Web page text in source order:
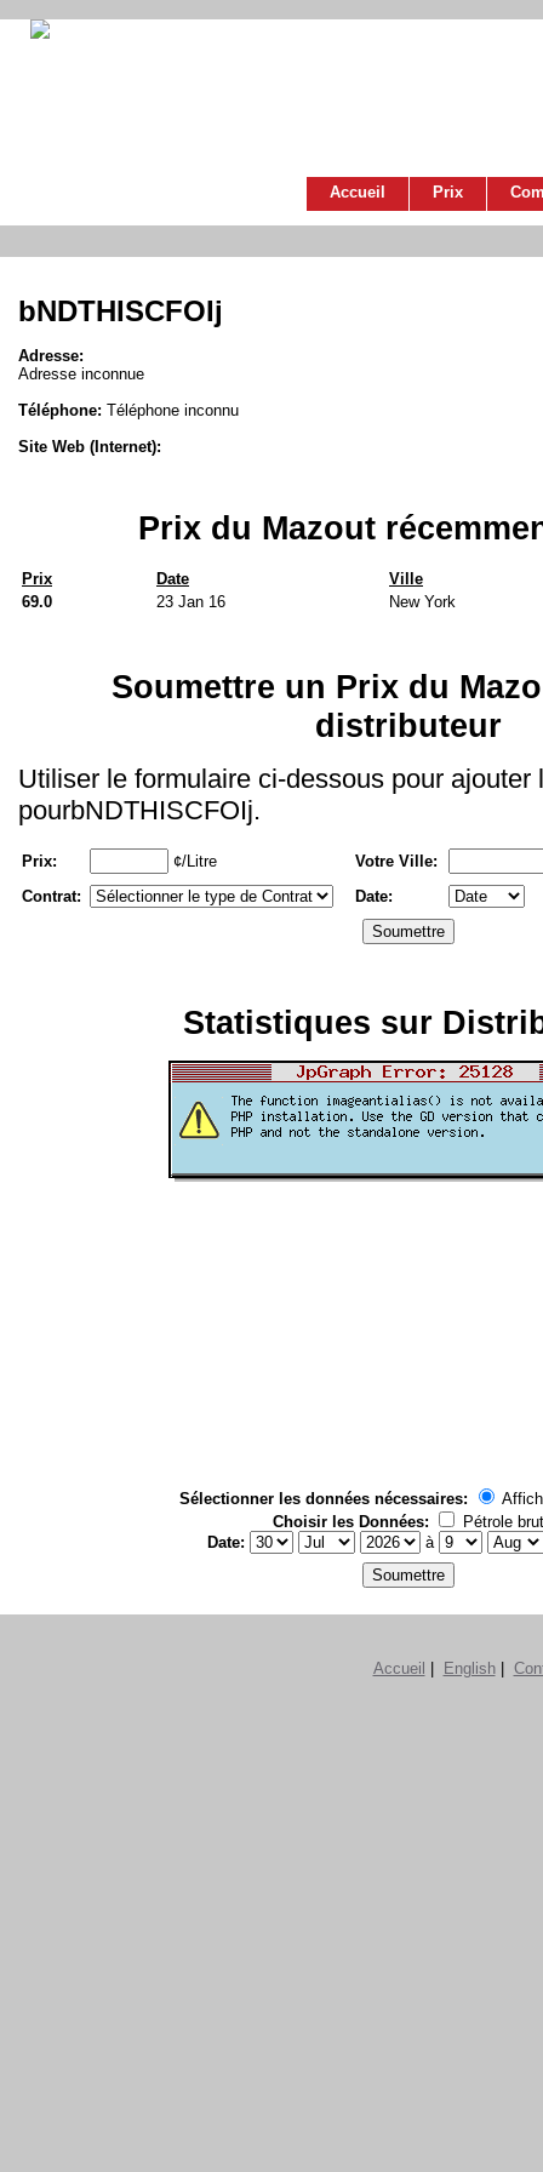
Accueil Prix
bNDTHISCFOIj
Adresse:
Adresse inconnue
Téléphone: Téléphone inconnu
Site Web (Internet):
Prix du Mazout
Prix Date
Ville
69.0
23 Jan 16 New York
Soumettre un Prix du
distributeur
Utiliser le formulaire ci-dessous pour ajouter
pourbNDTHISCFOIj.
Prix: ¢/Litre
Votre Ville:
Contrat:
Date:
Statistiques sur
Sélectionner les données nécessaires:
Choisir les Données:
Pétrole brut
Date:
à
Accueil | English|